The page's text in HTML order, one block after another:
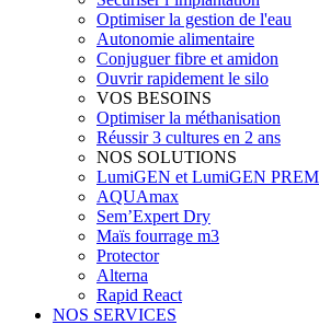
Optimiser la gestion de l'eau
Autonomie alimentaire
Conjuguer fibre et amidon
Ouvrir rapidement le silo
VOS BESOINS
Optimiser la méthanisation
Réussir 3 cultures en 2 ans
NOS SOLUTIONS
LumiGEN et LumiGEN
AQUAmax
Sem’Expert Dry
Maïs fourrage m3
Protector
Alterna
Rapid React
NOS SERVICES